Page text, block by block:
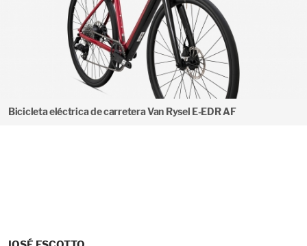
Bicicleta eléctrica de carretera Van Rysel E-EDR AF